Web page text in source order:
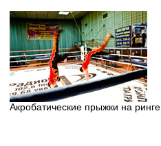
Акробатические прыжки на ринге